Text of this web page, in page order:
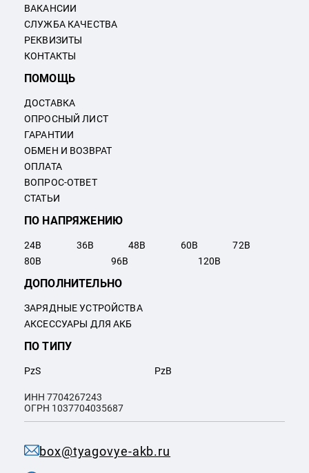
box@tyagovye-akb.ru
ВАКАНСИИ
СЛУЖБА КАЧЕСТВА
РЕКВИЗИТЫ
КОНТАКТЫ
ПОМОЩЬ
ДОСТАВКА
ОПРОСНЫЙ ЛИСТ
ГАРАНТИИ
ОБМЕН И ВОЗВРАТ
ОПЛАТА
ВОПРОС-ОТВЕТ
СТАТЬИ
ПО НАПРЯЖЕНИЮ
24В 36В 48В 60В 72В
80В 96В 120В
ПО ТИПУ
PzS PzB
ДОПОЛНИТЕЛЬНО
ЗАРЯДНЫЕ УСТРОЙСТВА
АКСЕССУАРЫ ДЛЯ АКБ
ИНН 7704267243
ОГРН 1037704035687